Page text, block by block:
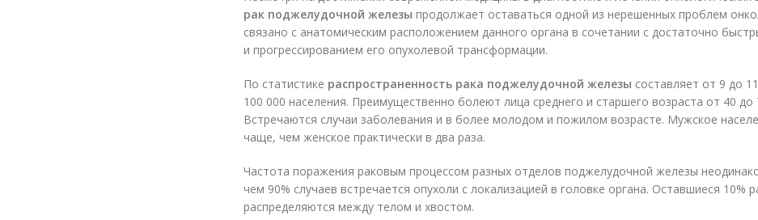
рак поджелудочной железы продолжает оставаться одной из нерешенных проблем
связано с анатомическим расположением данного органа в сочетании с достаточно
и прогрессированием его опухолевой трансформации.
По статистике распространенность рака поджелудочной железы составляет от 9 до
100 000 населения. Преимущественно болеют лица среднего и старшего возраста от 40 до
Встречаются случаи заболевания и в более молодом и пожилом возрасте. Мужское
чаще, чем женское практически в два раза.
Частота поражения раковым процессом разных отделов поджелудочной железы
чем 90% случаев встречается опухоли с локализацией в головке органа. Оставшиеся 10%
распределяются между телом и хвостом.